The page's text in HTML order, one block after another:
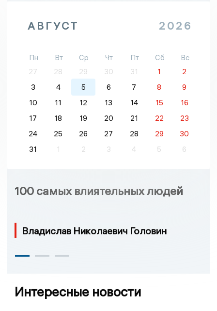
АВГУСТ 2026
Пн Вт Ср Чт Пт Сб
Вс
27
28 29 30 31 1
2
3
4 5 6 7 8
9
10
11 12 13 14 15
16
17
18 19 20 21 22
23
24
25 26 27 28 29
30
31
1 2 3 4 5 6
100 самых влиятельных людей
Владислав Николаевич Головин
Интересные новости